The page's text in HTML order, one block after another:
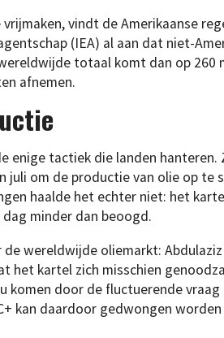
vindt de Amerikaanse
(IEA) al aan dat niet-
totaal komt dan op 260
afnemen.
enige tactiek die landen
juli om de productie van olie op te
haalde het echter niet: het
minder dan beoogd.
wereldwijde oliemarkt:
het kartel zich misschien
komen door de fluctuerende
kan daardoor gedwongen